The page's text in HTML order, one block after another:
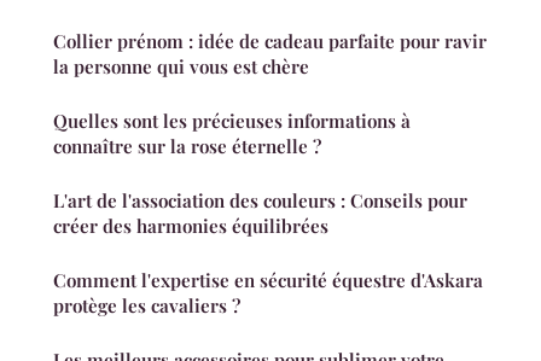
Collier prénom : idée de cadeau parfaite pour ravir
la personne qui vous est chère
Quelles sont les précieuses informations à
connaître sur la rose éternelle ?
L'art de l'association des couleurs : Conseils pour
créer des harmonies équilibrées
Comment l'expertise en sécurité équestre d'Askara
protège les cavaliers ?